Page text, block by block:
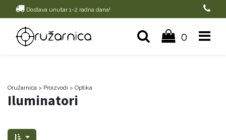
Dostava unutar 1-2 radna dana!
0
Oružarnica > Proizvodi > Optika
Iluminatori